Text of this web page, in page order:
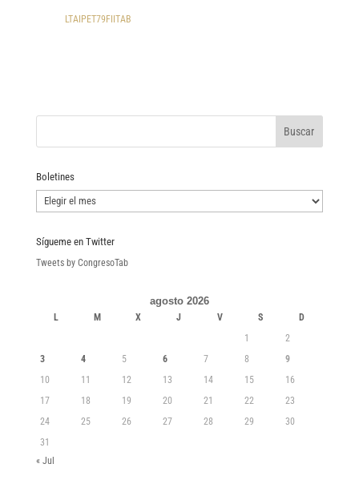
LTAIPET79FIITAB
Boletines
Boletines
Sígueme en Twitter
Tweets by CongresoTab
agosto 2026
L M X J V S
D
1
2
3
4 5 6 7 8
9
10
11 12 13 14 15
16
17
18 19 20 21 22
23
24
25 26 27 28 29
30
31
« Jul